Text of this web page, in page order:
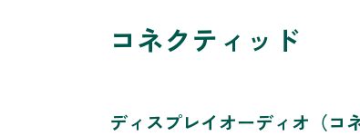
コネクティッド
ディスプレイオーディオ（コ